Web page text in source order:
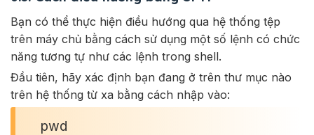
Bạn có thể thực hiện điều hướng qua hệ thống tệp
trên máy chủ bằng cách sử dụng một số lệnh có chức
năng tương tự như các lệnh trong shell.
Đầu tiên, hãy xác định bạn đang ở trên thư mục nào
trên hệ thống từ xa bằng cách nhập vào:
pwd